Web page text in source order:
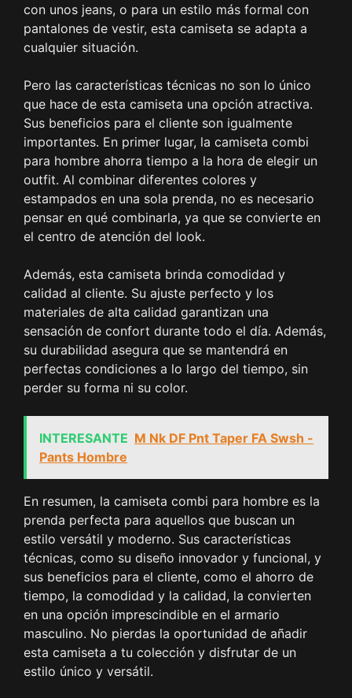
con unos jeans, o para un estilo más formal con
pantalones de vestir, esta camiseta se adapta a
cualquier situación.
Pero las características técnicas no son lo único
que hace de esta camiseta una opción atractiva.
Sus beneficios para el cliente son igualmente
importantes. En primer lugar, la camiseta combi
para hombre ahorra tiempo a la hora de elegir un
outfit. Al combinar diferentes colores y
estampados en una sola prenda, no es necesario
pensar en qué combinarla, ya que se convierte en
el centro de atención del look.
Además, esta camiseta brinda comodidad y
calidad al cliente. Su ajuste perfecto y los
materiales de alta calidad garantizan una
sensación de confort durante todo el día. Además,
su durabilidad asegura que se mantendrá en
perfectas condiciones a lo largo del tiempo, sin
perder su forma ni su color.
INTERESANTE M Nk DF Pnt Taper FA Swsh -
Pants Hombre
En resumen, la camiseta combi para hombre es la
prenda perfecta para aquellos que buscan un
estilo versátil y moderno. Sus características
técnicas, como su diseño innovador y funcional, y
sus beneficios para el cliente, como el ahorro de
tiempo, la comodidad y la calidad, la convierten
en una opción imprescindible en el armario
masculino. No pierdas la oportunidad de añadir
esta camiseta a tu colección y disfrutar de un
estilo único y versátil.